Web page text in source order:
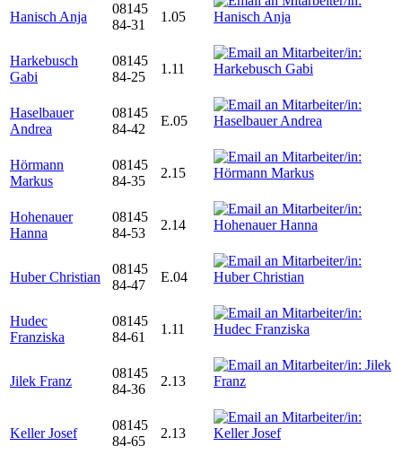
Hanisch Anja
08145
84-31
1.05
Harkebusch
Gabi
08145
84-25
1.11
Haselbauer
Andrea
08145
84-42
E.05
Hörmann
Markus
08145
84-35
2.15
Hohenauer
Hanna
08145
84-53
2.14
Huber Christian
08145
84-47
E.04
Hudec
Franziska
08145
84-61
1.11
Jilek Franz
08145
84-36
2.13
Keller Josef
08145
84-65
2.13